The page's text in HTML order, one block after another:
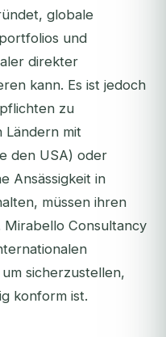
globale
und
direkter
kann. Es ist jedoch
zu
Ländern mit
den USA) oder
Ansässigkeit in
müssen ihren
Consultancy
sicherzustellen,
konform ist.